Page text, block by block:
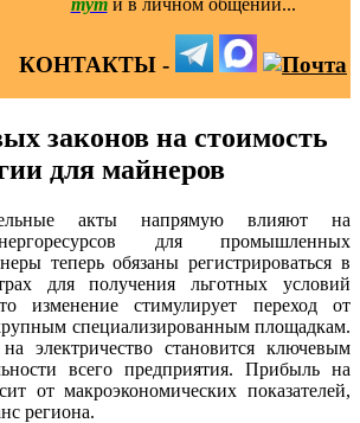
КОНТАКТЫ -
законов на стоимость
для майнеров
акты напрямую влияют на
для промышленных
теперь обязаны регистрироваться в
для получения льготных условий
изменение стимулирует переход от
специализированным площадкам.
электричество становится ключевым
всего предприятия. Прибыль на
от макроэкономических показателей,
региона.